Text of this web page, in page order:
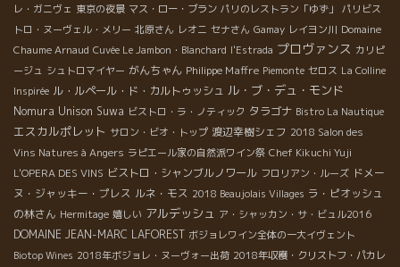
レ・ガニヴェ 東京の夜景 マス・ロー・ブラン パリのレストラン「ゆず」
パリビス
トロ・ヌーヴェル・メリー 北原さん レオニ セナさん Gamay レイヨン川 Domaine
Chaume Arnaud Cuvée Le Jambon・Blanchard l'Estrada プロヴァンス カリピ
ージュ シュトロマイヤー がんちゃん Philippe Maffre Piemonte セロス La Colline
Inspirée ル・ルペール・ド・カルトゥッシュ ル・ブ・デュ・モンド
Nomura Unison Suwa ビストロ・ラ・ノティック タラゴナ Bistro La Nautique
エスカルポレット サロン・ビオ・トップ 渡辺幸樹シェフ 2018 Salon des
Vins Natures à Angers ラピエール家の自然派ワイン祭 Chef Kikuchi Yuji
L'OPERA DES VINS ビストロ・シャンブルノワール フロリアン・ルーズ ドメー
ヌ・ジャッキー・プレス ルネ・モス 2018 Beaujolais Villages ラ・ピオッシュ
の林さん Hermitage 嬉しい アルデッシュ ア・シャッカン・サ・ビュル2016
DOMAINE JEAN-MARC LAFOREST ボジョレワイン全体の一大イヴェント
Biotop Wines 2018年ボジョレ・ヌーヴォー出荷 2018年収穫・クリストフ・パカレ